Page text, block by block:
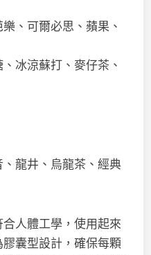
、可爾必思、蘋果、
冰涼蘇打、麥仔茶、
龍井、烏龍茶、經典
人體工學，使用起來
囊型設計，確保每顆